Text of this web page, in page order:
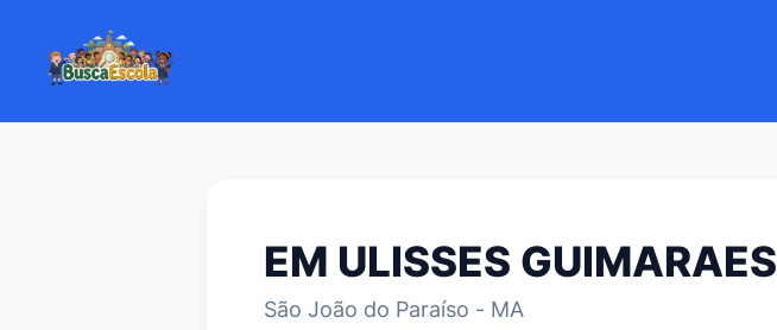
EM ULISSES GUIMARAES
São João do Paraíso - MA